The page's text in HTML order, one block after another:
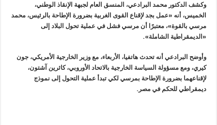
وكشف الدكتور محمد البرادعي، المنسق العام لجبهة الإنقاذ الوطني،
الخميس، أنه «عمل بجد لإقناع القوى الغربية بضرورة الإطاحة بالرئيس، محمد
مرسي بالقوة»، معتبرًا أن مرسي فشل في عملية تحول البلاد إلى
«الديمقراطية الشاملة».
وأوضح البرادعي أنه تحدث هاتفيا، الأربعاء، مع وزير الخارجية الأمريكي، جون
كيري، ومع مسؤولة السياسة الخارجية بالاتحاد الأوروبي، كاثرين آشتون،
لإقناعهما بضرورة الإطاحة بمرسي لكي تبدأ عملية التحول إلى نموذج
ديمقراطي للحكم في مصر.